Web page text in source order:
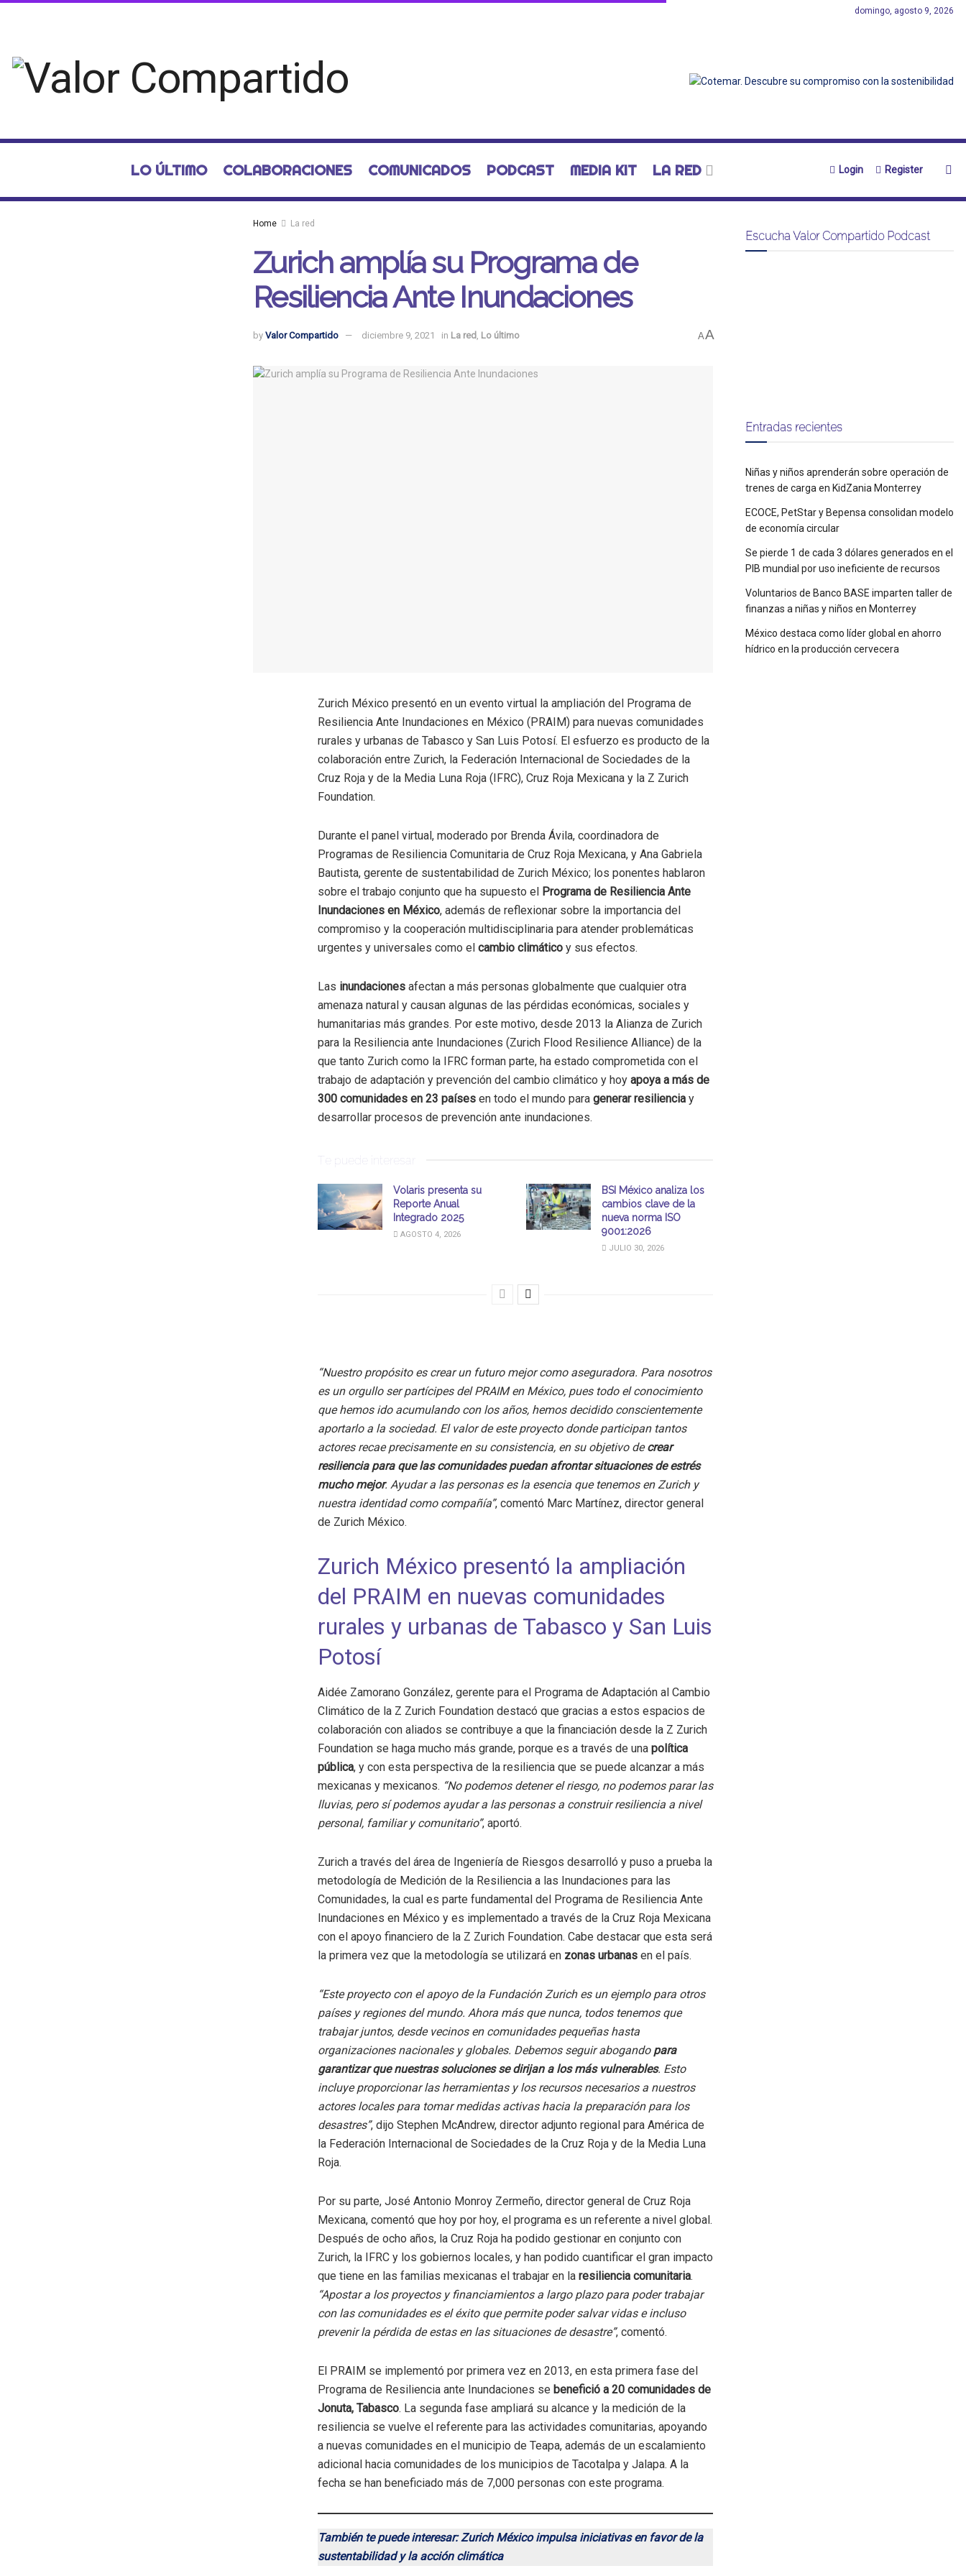
domingo, agosto 9, 2026
LO ÚLTIMO COLABORACIONES COMUNICADOS PODCAST MEDIA KIT LA RED Login Register
Home La red
Zurich amplía su Programa de
Resiliencia Ante Inundaciones
by Valor Compartido diciembre 9, 2021 in La red Lo último AA
Zurich México presentó en un evento virtual la ampliación del Programa de
Resiliencia Ante Inundaciones en México (PRAIM) para nuevas comunidades
rurales y urbanas de Tabasco y San Luis Potosí. El esfuerzo es producto de la
colaboración entre Zurich, la Federación Internacional de Sociedades de la
Cruz Roja y de la Media Luna Roja (IFRC), Cruz Roja Mexicana y la Z Zurich
Foundation.
Durante el panel virtual, moderado por Brenda Ávila, coordinadora de
Programas de Resiliencia Comunitaria de Cruz Roja Mexicana, y Ana Gabriela
Bautista, gerente de sustentabilidad de Zurich México; los ponentes hablaron
sobre el trabajo conjunto que ha supuesto el Programa de Resiliencia Ante
Inundaciones en México, además de reflexionar sobre la importancia del
compromiso y la cooperación multidisciplinaria para atender problemáticas
urgentes y universales como el cambio climático y sus efectos.
Las inundaciones afectan a más personas globalmente que cualquier otra
amenaza natural y causan algunas de las pérdidas económicas, sociales y
humanitarias más grandes. Por este motivo, desde 2013 la Alianza de Zurich
para la Resiliencia ante Inundaciones (Zurich Flood Resilience Alliance) de la
que tanto Zurich como la IFRC forman parte, ha estado comprometida con el
trabajo de adaptación y prevención del cambio climático y hoy apoya a más de
300 comunidades en 23 países en todo el mundo para generar resiliencia y
desarrollar procesos de prevención ante inundaciones.
Te puede interesar
Volaris presenta su
Reporte Anual
Integrado 2025
AGOSTO 4, 2026
BSI México analiza los
cambios clave de la
nueva norma ISO
9001:2026
JULIO 30, 2026
“Nuestro propósito es crear un futuro mejor como aseguradora. Para nosotros
es un orgullo ser partícipes del PRAIM en México, pues todo el conocimiento
que hemos ido acumulando con los años, hemos decidido conscientemente
aportarlo a la sociedad. El valor de este proyecto donde participan tantos
actores recae precisamente en su consistencia, en su objetivo decrear
resiliencia para que las comunidades puedan afrontar situaciones de estrés
mucho mejor. Ayudar a las personas es la esencia que tenemos en Zurich y
nuestra identidad como compañía”, comentó Marc Martínez, director general
de Zurich México.
Zurich México presentó la ampliación
del PRAIM en nuevas comunidades
rurales y urbanas de Tabasco y San Luis
Potosí
Aidée Zamorano González, gerente para el Programa de Adaptación al Cambio
Climático de la Z Zurich Foundation destacó que gracias a estos espacios de
colaboración con aliados se contribuye a que la financiación desde la Z Zurich
Foundation se haga mucho más grande, porque es a través de una política
pública, y con esta perspectiva de la resiliencia que se puede alcanzar a más
mexicanas y mexicanos. “No podemos detener el riesgo, no podemos parar las
lluvias, pero sí podemos ayudar a las personas a construir resiliencia a nivel
personal, familiar y comunitario”, aportó.
Zurich a través del área de Ingeniería de Riesgos desarrolló y puso a prueba la
metodología de Medición de la Resiliencia a las Inundaciones para las
Comunidades, la cual es parte fundamental del Programa de Resiliencia Ante
Inundaciones en México y es implementado a través de la Cruz Roja Mexicana
con el apoyo financiero de la Z Zurich Foundation. Cabe destacar que esta será
la primera vez que la metodología se utilizará en zonas urbanas en el país.
“Este proyecto con el apoyo de la Fundación Zurich es un ejemplo para otros
países y regiones del mundo. Ahora más que nunca, todos tenemos que
trabajar juntos, desde vecinos en comunidades pequeñas hasta
organizaciones nacionales y globales. Debemos seguir abogandopara
garantizar que nuestras soluciones se dirijan a los más vulnerables. Esto
incluye proporcionar las herramientas y los recursos necesarios a nuestros
actores locales para tomar medidas activas hacia la preparación para los
desastres”, dijo Stephen McAndrew, director adjunto regional para América de
la Federación Internacional de Sociedades de la Cruz Roja y de la Media Luna
Roja.
Por su parte, José Antonio Monroy Zermeño, director general de Cruz Roja
Mexicana, comentó que hoy por hoy, el programa es un referente a nivel global.
Después de ocho años, la Cruz Roja ha podido gestionar en conjunto con
Zurich, la IFRC y los gobiernos locales, y han podido cuantificar el gran impacto
que tiene en las familias mexicanas el trabajar en la resiliencia comunitaria.
“Apostar a los proyectos y financiamientos a largo plazo para poder trabajar
con las comunidades es el éxito que permite poder salvar vidas e incluso
prevenir la pérdida de estas en las situaciones de desastre”, comentó.
El PRAIM se implementó por primera vez en 2013, en esta primera fase del
Programa de Resiliencia ante Inundaciones se benefició a 20 comunidades de
Jonuta, Tabasco. La segunda fase ampliará su alcance y la medición de la
resiliencia se vuelve el referente para las actividades comunitarias, apoyando
a nuevas comunidades en el municipio de Teapa, además de un escalamiento
adicional hacia comunidades de los municipios de Tacotalpa y Jalapa. A la
fecha se han beneficiado más de 7,000 personas con este programa.
También te puede interesar: Zurich México impulsa iniciativas en favor de la
sustentabilidad y la acción climática
Escucha Valor Compartido Podcast
Entradas recientes
Niñas y niños aprenderán sobre operación de
trenes de carga en KidZania Monterrey
ECOCE, PetStar y Bepensa consolidan modelo
de economía circular
Se pierde 1 de cada 3 dólares generados en el
PIB mundial por uso ineficiente de recursos
Voluntarios de Banco BASE imparten taller de
finanzas a niñas y niños en Monterrey
México destaca como líder global en ahorro
hídrico en la producción cervecera